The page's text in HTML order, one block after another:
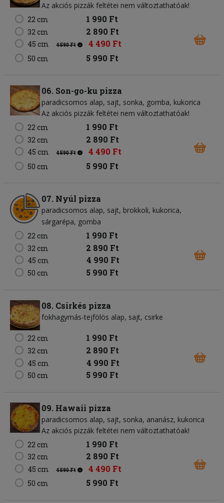
Az akciós pizzák feltétei nem változtathatóak!
22 cm
1 990 Ft
32 cm 2 890 Ft
45 cm 4 590 Ft 4 490 Ft
50 cm 5 990 Ft
06. Son-go-ku pizza
paradicsomos alap sajt sonka gomba kukorica
Az akciós pizzák feltétei nem változtathatóak!
22 cm
1 990 Ft
32 cm 2 890 Ft
45 cm 4 590 Ft 4 490 Ft
50 cm 5 990 Ft
07. Nyúl pizza
paradicsomos alap sajt brokkoli kukorica
sárgarépa gomba
22 cm
1 990 Ft
32 cm 2 890 Ft
45 cm 4 990 Ft
50 cm 5 990 Ft
08. Csirkés pizza
fokhagymás-tejfölös alap sajt csirke
22 cm 1 990 Ft
32 cm 2 890 Ft
45 cm 4 990 Ft
50 cm 5 990 Ft
09. Hawaii pizza
paradicsomos alap sajt sonka ananász kukorica
Az akciós pizzák feltétei nem változtathatóak!
22 cm
1 990 Ft
32 cm 2 890 Ft
45 cm 4 590 Ft 4 490 Ft
50 cm 5 990 Ft